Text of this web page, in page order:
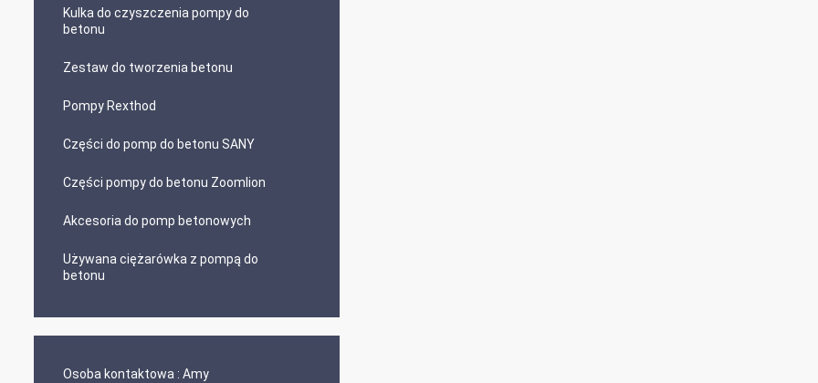
Kulka do czyszczenia pompy do
betonu
Zestaw do tworzenia betonu
Pompy Rexthod
Części do pomp do betonu SANY
Części pompy do betonu Zoomlion
Akcesoria do pomp betonowych
Używana ciężarówka z pompą do
betonu
Osoba kontaktowa : Amy